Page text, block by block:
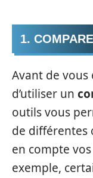
1.
Avant de vous
d’utiliser un
outils vous
de différentes
en compte
exemple,